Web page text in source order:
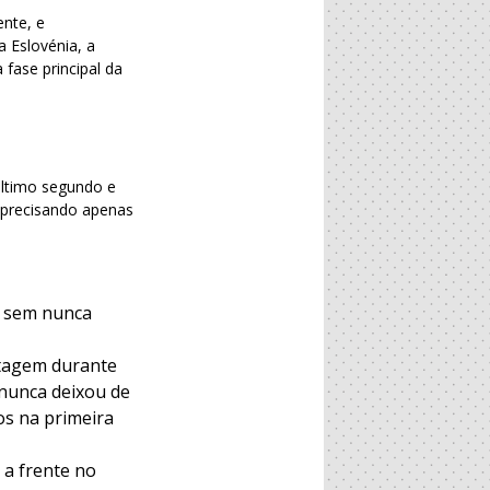
e
Eslovénia, a
principal da
segundo e
apenas
nunca
durante
deixou de
na primeira
frente no